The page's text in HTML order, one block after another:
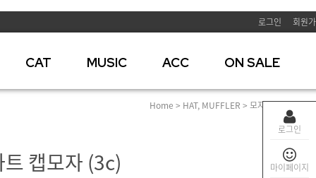
로그인
마이페이지
로그인 회원
CAT MUSIC ACC ON SALE
Home > HAT, MUFFLER > 모자> 빈티지하트
캡모자 (3c)